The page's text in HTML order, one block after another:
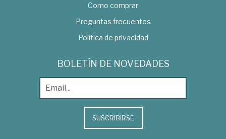
Como comprar
Preguntas frecuentes
Política de privacidad
BOLETÍN DE NOVEDADES
SUSCRIBIRSE